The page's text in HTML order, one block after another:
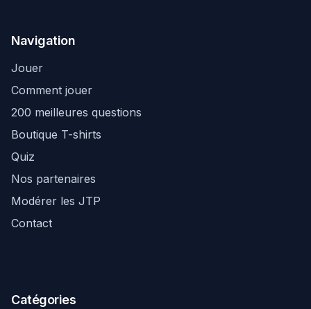
Navigation
Jouer
Comment jouer
200 meilleures questions
Boutique T-shirts
Quiz
Nos partenaires
Modérer les JTP
Contact
Catégories